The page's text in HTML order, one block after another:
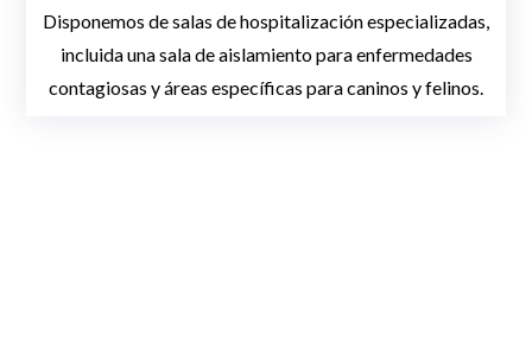
Disponemos de salas de hospitalización especializadas,
incluida una sala de aislamiento para enfermedades
contagiosas y áreas específicas para caninos y felinos.